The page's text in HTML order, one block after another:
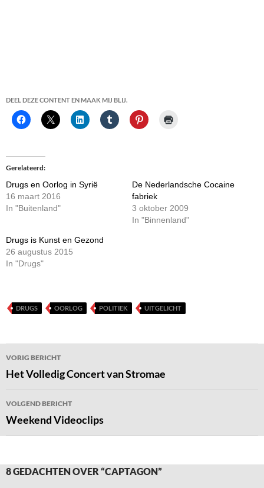
DEEL DEZE CONTENT EN MAAK MIJ BLIJ.
Gerelateerd
Drugs en Oorlog in Syrië
16 maart 2016
In "Buitenland"
De Nederlandsche Cocaine
fabriek
3 oktober 2009
In "Binnenland"
Drugs is Kunst en Gezond
26 augustus 2015
In "Drugs"
DRUGS OORLOG POLITIEK UITGELICHT
Bericht
navigatie
VORIG BERICHT
Het Volledig Concert van Stromae
VOLGEND BERICHT
Weekend Videoclips
8 GEDACHTEN OVER “CAPTAGON”